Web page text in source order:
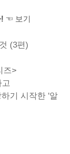
☜ 보기
(3편)
즈>
기 시작한 '알